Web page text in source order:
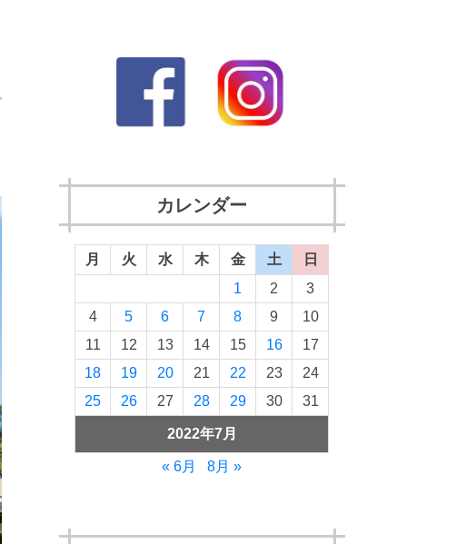
カレンダー
2022年7月
月 火 水 木 金 土
日
1
2
3
4
5 6 7 8 9
10
11
12 13 14 15 16
17
18
19 20 21 22 23
24
25
26 27 28 29 30 31
« 6月 8月 »